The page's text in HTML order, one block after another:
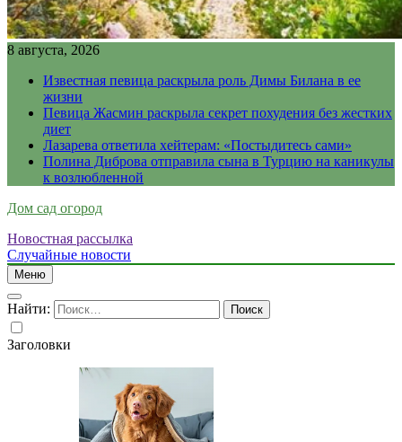
8 августа, 2026
Известная певица раскрыла роль Димы Билана в ее
жизни
Певица Жасмин раскрыла секрет похудения без жестких
диет
Лазарева ответила хейтерам: «Постыдитесь сами»
Полина Диброва отправила сына в Турцию на каникулы
к возлюбленной
Дом сад огород
Новостная рассылка
Случайные новости
Меню
Найти:
Заголовки